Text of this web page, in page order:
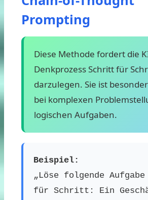
Prompting
Diese Methode fordert die
Denkprozess Schritt für
darzulegen. Sie ist
bei komplexen
logischen Aufgaben.
Beispiel:
„Löse folgende
für Schritt: Ein